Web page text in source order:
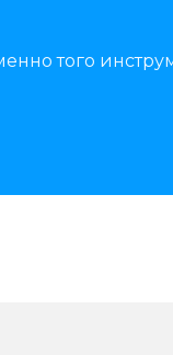
того